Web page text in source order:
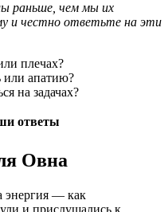
раньше, чем мы их
и честно ответьте на эти
плечах?
или апатию?
на задачах?
ответы
Овна
энергия — как
и прислушались к